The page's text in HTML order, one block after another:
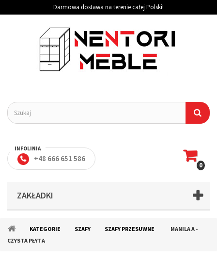
Darmowa dostawa na terenie całej Polski!
INFOLINIA
+48 666 651 586
0
ZAKŁADKI
KATEGORIE SZAFY SZAFY PRZESUWNE
MANILA A -
CZYSTA PŁYTA